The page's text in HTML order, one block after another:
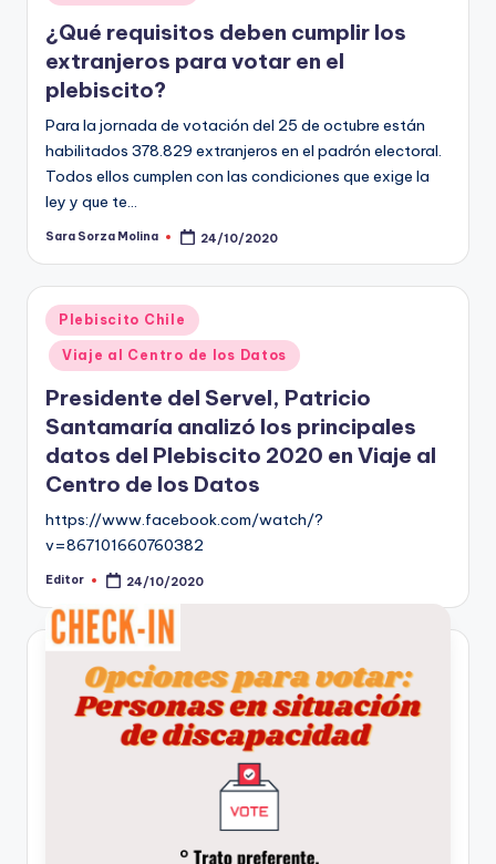
en
¿Qué requisitos deben cumplir los
extranjeros para votar en el
plebiscito?
Para la jornada de votación del 25 de octubre están
habilitados 378.829 extranjeros en el padrón electoral.
Todos ellos cumplen con las condiciones que exige la
ley y que te…
Publicado
Sara Sorza Molina 24/10/2020
Publicado
en
Plebiscito Chile
Viaje al Centro de los Datos
Presidente del Servel, Patricio
Santamaría analizó los principales
datos del Plebiscito 2020 en Viaje al
Centro de los Datos
https://www.facebook.com/watch/?
v=867101660760382
Publicado
Editor 24/10/2020